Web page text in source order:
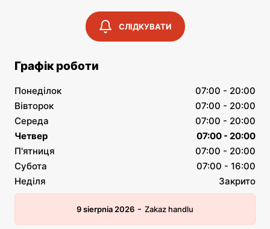
СЛІДКУВАТИ
Графік роботи
Понеділок
07:00 - 20:00
Вівторок
07:00 - 20:00
Середа
07:00 - 20:00
Четвер
07:00 - 20:00
П'ятниця
07:00 - 20:00
Субота
07:00 - 16:00
Неділя
Закрито
9 sierpnia 2026 - Zakaz handlu